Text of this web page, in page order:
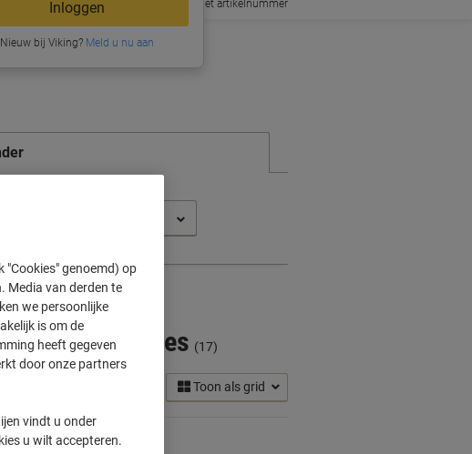
Inloggen
Nieuw bij Viking?Meld u nu aan
Snel bestellen met artikelnummer
Inkt Cartridges (17)
Toon als grid
"Cookies" genoemd) op
Media van derden te
we persoonlijke
is om de
heeft gegeven
door onze partners
vindt u onder
u wilt accepteren.